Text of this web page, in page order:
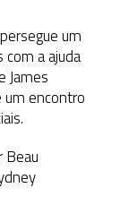
um
a ajuda
James
um encontro
Beau